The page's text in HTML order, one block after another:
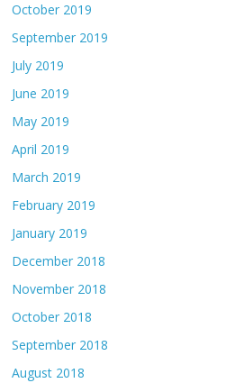
October 2019
September 2019
July 2019
June 2019
May 2019
April 2019
March 2019
February 2019
January 2019
December 2018
November 2018
October 2018
September 2018
August 2018